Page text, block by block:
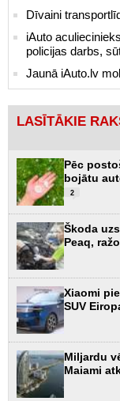
Dīvaini
iAuto
policijas darbs,
Jaunā iAuto.lv
LASĪTĀKIE
Pēc
bojātu
2
Škoda
Peaq,
Xiaomi
SUV
Miljardu
Maiami